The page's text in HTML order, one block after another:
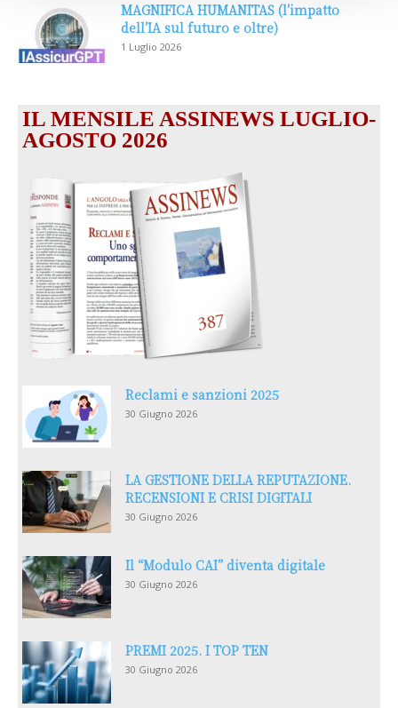
MAGNIFICA HUMANITAS (l’impatto
dell’IA sul futuro e oltre)
1 Luglio 2026
IL MENSILE ASSINEWS LUGLIO-
AGOSTO 2026
Reclami e sanzioni 2025
30 Giugno 2026
LA GESTIONE DELLA REPUTAZIONE.
RECENSIONI E CRISI DIGITALI
30 Giugno 2026
Il “Modulo CAI” diventa digitale
30 Giugno 2026
PREMI 2025. I TOP TEN
30 Giugno 2026